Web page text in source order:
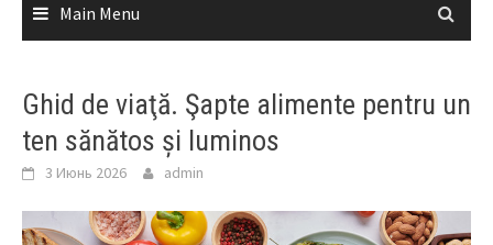
Main Menu
Ghid de viaţă. Şapte alimente pentru un
ten sănătos și luminos
3 Июнь 2026 admin